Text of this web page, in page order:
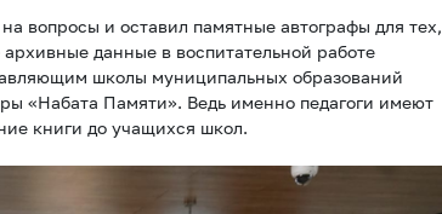
вопросы и оставил памятные автографы для тех,
данные в воспитательной работе
школы муниципальных образований
«Набата Памяти». Ведь именно педагоги имеют
книги до учащихся школ.